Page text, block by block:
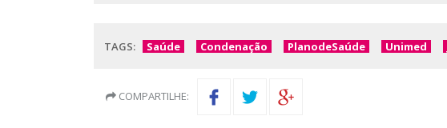
TAGS: Saúde Condenação PlanodeSaúde Unimed
COMPARTILHE: